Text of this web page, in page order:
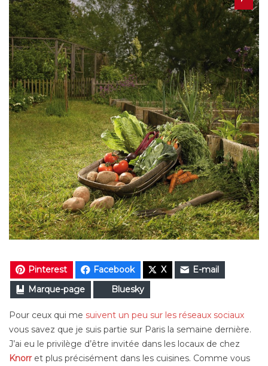
Pinterest Facebook X
E-mail
Marque-page
Bluesky
Pour ceux qui me suivent un peu sur les réseaux sociaux
vous savez que je suis partie sur Paris la semaine dernière.
J’ai eu le privilège d’être invitée dans les locaux de chez
Knorret plus précisément dans les cuisines. Comme vous